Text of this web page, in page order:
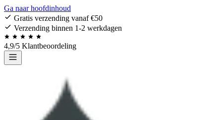
Ga naar hoofdinhoud
Gratis verzending vanaf €50
Verzending binnen 1-2 werkdagen
4,9/5 Klantbeoordeling